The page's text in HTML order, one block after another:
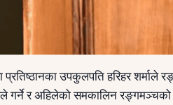
प्रतिष्ठानका उपकुलपति हरिहर
गर्ने र अहिलेको समकालिन